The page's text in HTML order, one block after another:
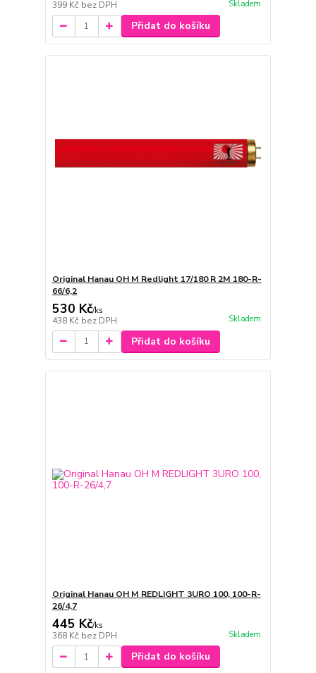
399 Kč bez DPH Skladem
Přidat do košíku
Original Hanau OH M Redlight 17/180 R 2M 180-R-
66/6,2
530 Kč/ks
438 Kč bez DPH Skladem
Přidat do košíku
Original Hanau OH M REDLIGHT 3URO 100, 100-R-
26/4,7
445 Kč/ks
368 Kč bez DPH Skladem
Přidat do košíku